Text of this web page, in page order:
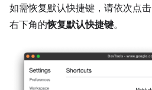
如需恢复默认快捷键，请依次点击
右下角的恢复默认快捷键。